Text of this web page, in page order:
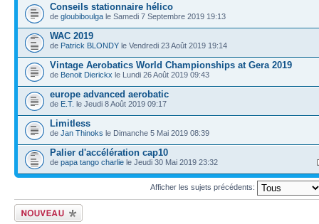
Conseils stationnaire hélico
de gloubiboulga le Samedi 7 Septembre 2019 19:13
WAC 2019
de Patrick BLONDY le Vendredi 23 Août 2019 19:14
Vintage Aerobatics World Championships at Gera 2019
de Benoit Dierickx le Lundi 26 Août 2019 09:43
europe advanced aerobatic
de E.T. le Jeudi 8 Août 2019 09:17
Limitless
de Jan Thinoks le Dimanche 5 Mai 2019 08:39
Palier d'accélération cap10
de papa tango charlie le Jeudi 30 Mai 2019 23:32
Afficher les sujets précédents:
Ecrire un nouveau
sujet